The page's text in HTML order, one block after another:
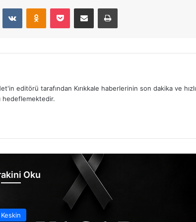
editörü tarafından Kırıkkale haberlerinin son dakika ve hızlı
hedeflemektedir.
Oku